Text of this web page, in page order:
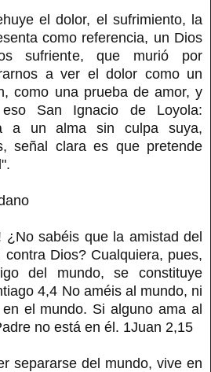
el dolor, el sufrimiento, la
como referencia, un Dios
sufriente, que murió por
a ver el dolor como un
como una prueba de amor, y
San Ignacio de Loyola:
a un alma sin culpa suya,
señal clara es que pretende
¿No sabéis que la amistad del
Dios? Cualquiera, pues,
del mundo, se constituye
4,4 No améis al mundo, ni
el mundo. Si alguno ama al
no está en él. 1Juan 2,15
separarse del mundo, vive en